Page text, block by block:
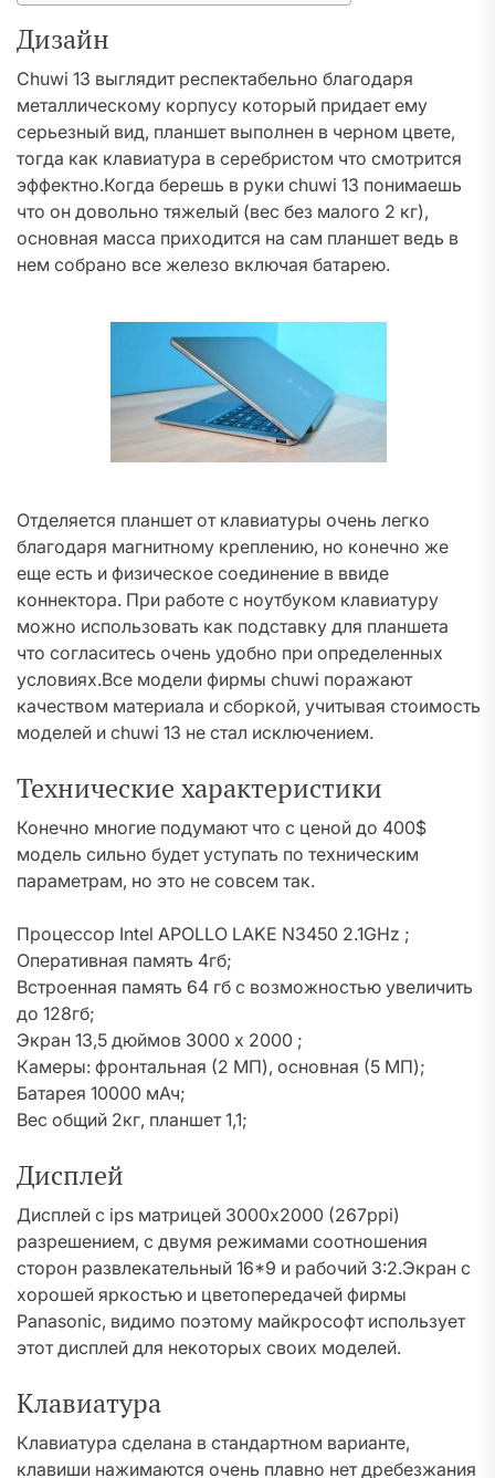
Дизайн
Chuwi 13 выглядит респектабельно благодаря
металлическому корпусу который придает ему
серьезный вид, планшет выполнен в черном цвете,
тогда как клавиатура в серебристом что смотрится
эффектно.Когда берешь в руки chuwi 13 понимаешь
что он довольно тяжелый (вес без малого 2 кг),
основная масса приходится на сам планшет ведь в
нем собрано все железо включая батарею.
Отделяется планшет от клавиатуры очень легко
благодаря магнитному креплению, но конечно же
еще есть и физическое соединение в ввиде
коннектора. При работе с ноутбуком клавиатуру
можно использовать как подставку для планшета
что согласитесь очень удобно при определенных
условиях.Все модели фирмы chuwi поражают
качеством материала и сборкой, учитывая стоимость
моделей и chuwi 13 не стал исключением.
Технические характеристики
Конечно многие подумают что с ценой до 400$
модель сильно будет уступать по техническим
параметрам, но это не совсем так.
Процессор Intel APOLLO LAKE N3450 2.1GHz ;
Оперативная память 4гб;
Встроенная память 64 гб с возможностью увеличить
до 128гб;
Экран 13,5 дюймов 3000 х 2000 ;
Камеры: фронтальная (2 МП), основная (5 МП);
Батарея 10000 мАч;
Вес общий 2кг, планшет 1,1;
Дисплей
Дисплей с ips матрицей 3000х2000 (267ppi)
разрешением, с двумя режимами соотношения
сторон развлекательный 16*9 и рабочий 3:2.Экран с
хорошей яркостью и цветопередачей фирмы
Panasonic, видимо поэтому майкрософт использует
этот дисплей для некоторых своих моделей.
Клавиатура
Клавиатура сделана в стандартном варианте,
клавиши нажимаются очень плавно нет дребезжания